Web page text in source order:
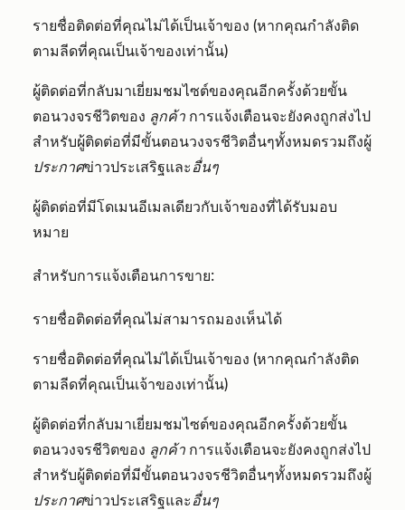
รายชื่อติดต่อที่คุณไม่ได้เป็นเจ้าของ (หากคุณกำลังติด
ตามลีดที่คุณเป็นเจ้าของเท่านั้น)
ผู้ติดต่อที่กลับมาเยี่ยมชมไซต์ของคุณอีกครั้งด้วยขั้น
ตอนวงจรชีวิตของ ลูกค้า การแจ้งเตือนจะยังคงถูกส่งไป
สำหรับผู้ติดต่อที่มีขั้นตอนวงจรชีวิตอื่นๆทั้งหมดรวมถึงผู้
ประกาศข่าวประเสริฐและอื่นๆ
ผู้ติดต่อที่มีโดเมนอีเมลเดียวกับเจ้าของที่ได้รับมอบ
หมาย
สำหรับการแจ้งเตือนการขาย:
รายชื่อติดต่อที่คุณไม่สามารถมองเห็นได้
รายชื่อติดต่อที่คุณไม่ได้เป็นเจ้าของ (หากคุณกำลังติด
ตามลีดที่คุณเป็นเจ้าของเท่านั้น)
ผู้ติดต่อที่กลับมาเยี่ยมชมไซต์ของคุณอีกครั้งด้วยขั้น
ตอนวงจรชีวิตของ ลูกค้า การแจ้งเตือนจะยังคงถูกส่งไป
สำหรับผู้ติดต่อที่มีขั้นตอนวงจรชีวิตอื่นๆทั้งหมดรวมถึงผู้
ประกาศข่าวประเสริฐและอื่นๆ